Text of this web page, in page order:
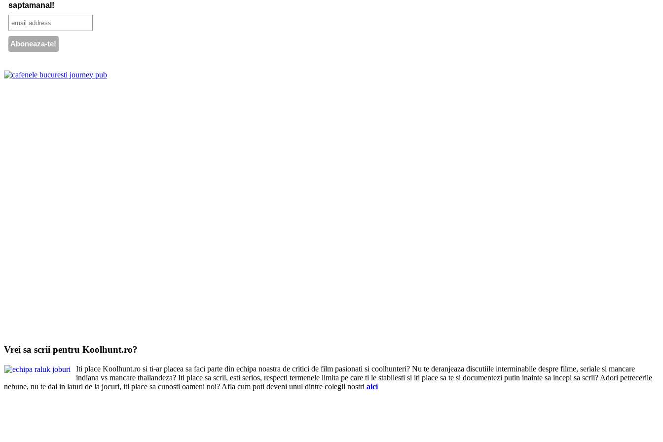
saptamanal!
Vrei sa scrii pentru Koolhunt.ro?
Iti place Koolhunt.ro si ti-ar placea sa faci parte din echipa noastra de critici de film pasionati si coolhunteri? Nu te deranjeaza discutiile interminabile despre filme, seriale si mancare
indiana vs mancare thailandeza? Iti place sa scrii, esti serios, respecti termenele limita pe care ti le stabilesti si iti place sa te si documentezi putin inainte sa incepi sa scrii? Adori petrecerile
nebune, nu te dai in laturi de la jocuri, iti place sa cunosti oameni noi? Afla cum poti deveni unul dintre colegii nostri aici